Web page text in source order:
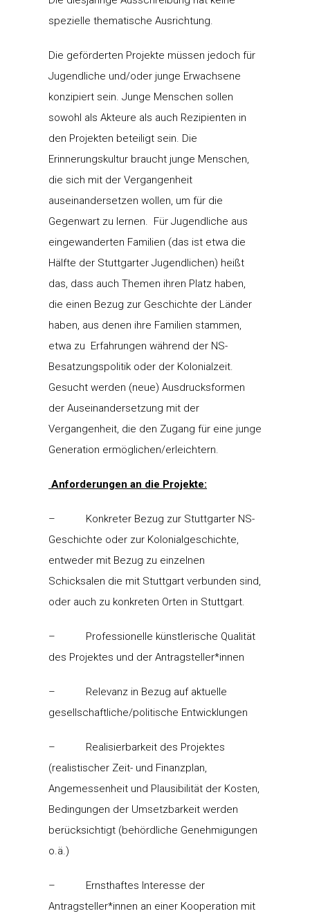
spezielle thematische Ausrichtung.
Die geförderten Projekte müssen jedoch für
Jugendliche und/oder junge Erwachsene
konzipiert sein. Junge Menschen sollen
sowohl als Akteure als auch Rezipienten in
den Projekten beteiligt sein. Die
Erinnerungskultur braucht junge Menschen,
die sich mit der Vergangenheit
auseinandersetzen wollen, um für die
Gegenwart zu lernen. Für Jugendliche aus
eingewanderten Familien (das ist etwa die
Hälfte der Stuttgarter Jugendlichen) heißt
das, dass auch Themen ihren Platz haben,
die einen Bezug zur Geschichte der Länder
haben, aus denen ihre Familien stammen,
etwa zu Erfahrungen während der NS-
Besatzungspolitik oder der Kolonialzeit.
Gesucht werden (neue) Ausdrucksformen
der Auseinandersetzung mit der
Vergangenheit, die den Zugang für eine junge
Generation ermöglichen/erleichtern.
Anforderungen an die Projekte:
– Konkreter Bezug zur Stuttgarter NS-
Geschichte oder zur Kolonialgeschichte,
entweder mit Bezug zu einzelnen
Schicksalen die mit Stuttgart verbunden sind,
oder auch zu konkreten Orten in Stuttgart.
– Professionelle künstlerische Qualität
des Projektes und der Antragsteller*innen
– Relevanz in Bezug auf aktuelle
gesellschaftliche/politische Entwicklungen
– Realisierbarkeit des Projektes
(realistischer Zeit- und Finanzplan,
Angemessenheit und Plausibilität der Kosten,
Bedingungen der Umsetzbarkeit werden
berücksichtigt (behördliche Genehmigungen
o.ä.)
– Ernsthaftes Interesse der
Antragsteller*innen an einer Kooperation mit